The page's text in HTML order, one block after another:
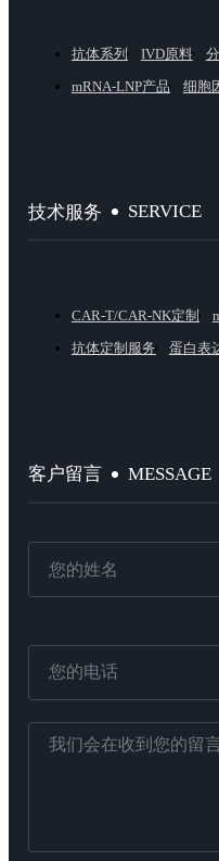
抗体系列 IVD原料
mRNA-LNP产品
细胞
技术服务 SERVICE
CAR-T/CAR-NK定制
抗体定制服务
蛋白表
客户留言 MESSAGE